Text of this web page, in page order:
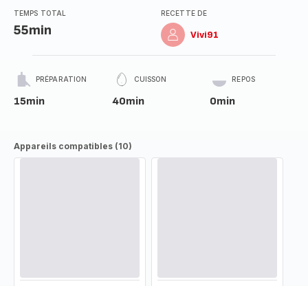
TEMPS TOTAL
55min
RECETTE DE
Vivi91
PRÉPARATION
15min
CUISSON
40min
REPOS
0min
Appareils compatibles (10)